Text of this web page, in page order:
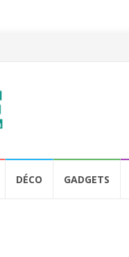
DÉCO GADGETS